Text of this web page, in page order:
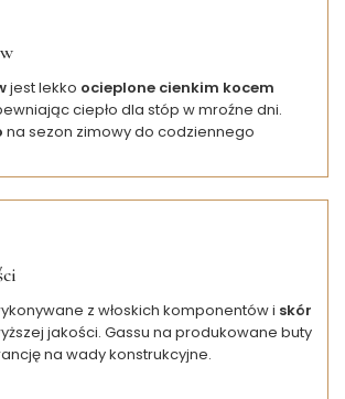
jest lekko ocieplone cienkim kocem
ciepło dla stóp w mroźne dni.
na sezon zimowy do codziennego
z włoskich komponentów i skór
jakości. Gassu na produkowane buty
na wady konstrukcyjne.